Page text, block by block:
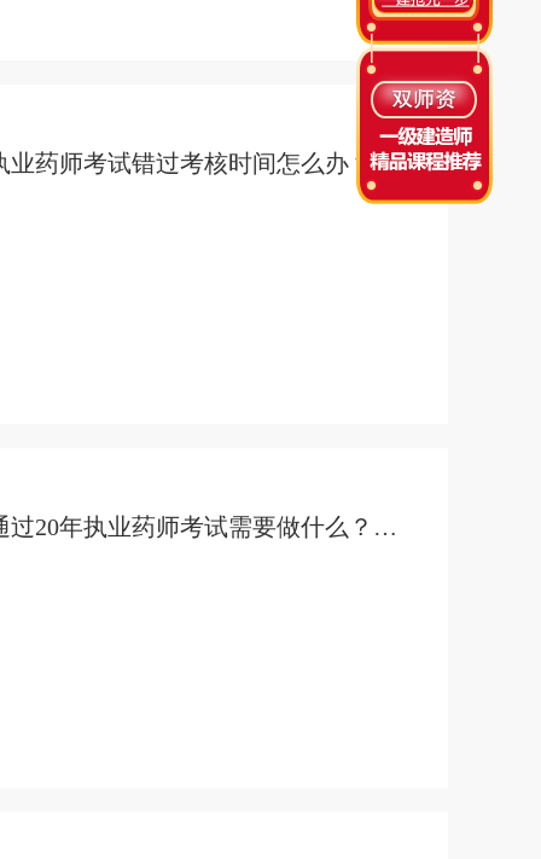
业药师考试错过考核时间怎么办？
通过20年执业药师考试需要做什么？什么时候领证书？